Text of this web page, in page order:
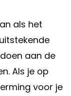
als het
aan de
Als je op
voor je